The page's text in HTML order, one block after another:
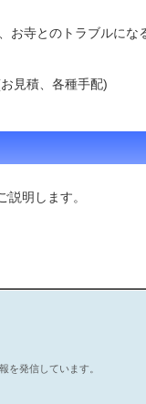
寺とのトラブルにな
見積、各種手配)
説明します。
を発信しています。